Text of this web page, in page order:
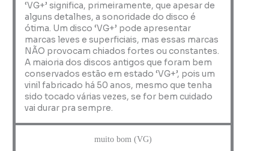
‘VG+’ significa, primeiramente, que apesar de
alguns detalhes, a sonoridade do disco é
ótima. Um disco ‘VG+’ pode apresentar
marcas leves e superficiais, mas essas marcas
NÃO provocam chiados fortes ou constantes.
A maioria dos discos antigos que foram bem
conservados estão em estado ‘VG+’, pois um
vinil fabricado há 50 anos, mesmo que tenha
sido tocado várias vezes, se for bem cuidado
vai durar pra sempre.
muito bom (VG)